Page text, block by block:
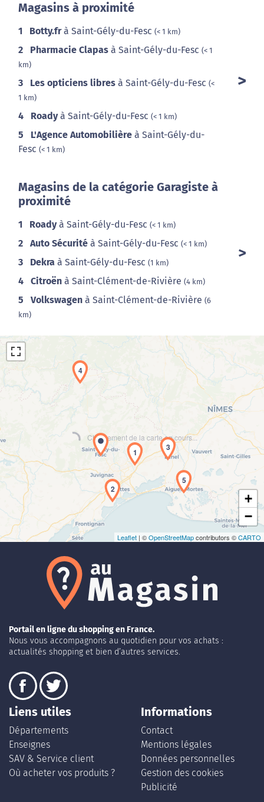
Magasins à proximité
1 Botty.frà Saint-Gély-du-Fesc (< 1 km)
2 Pharmacie Clapas à Saint-Gély-du-Fesc (< 1
km)
3 Les opticiens libres à Saint-Gély-du-Fesc (<
1 km)
4 Roadyà Saint-Gély-du-Fesc (< 1 km)
5 L'Agence Automobilière à Saint-Gély-du-
Fesc (< 1 km)
Magasins de la catégorie Garagiste à
proximité
1 Roadyà Saint-Gély-du-Fesc (< 1 km)
2 Auto Sécurité à Saint-Gély-du-Fesc (< 1 km)
3 Dekra à Saint-Gély-du-Fesc (1 km)
4 Citroën à Saint-Clément-de-Rivière (4 km)
5 Volkswagen à Saint-Clément-de-Rivière (6
km)
Chargement de la carte en cours...
1
2
3
4
5
+
−
Leaflet | ©OpenStreetMapcontributors ©CARTO
Portail en ligne du shopping en France.
Nous vous accompagnons au quotidien pour vos achats :
actualités shopping et bien d’autres services.
Liens utiles
Départements
Enseignes
SAV & Service client
Où acheter vos produits ?
Informations
Contact
Mentions légales
Données personnelles
Gestion des cookies
Publicité